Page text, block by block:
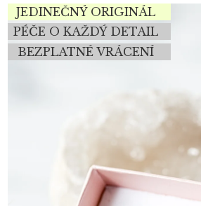
JEDINEČNÝ ORIGINÁL
PÉČE O KAŽDÝ DETAIL
BEZPLATNÉ VRÁCENÍ
Doporučujeme